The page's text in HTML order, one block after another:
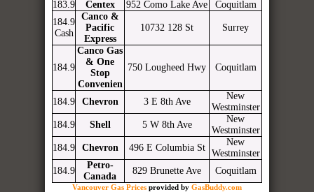
183.9
Centex 952 Como Lake Ave
Coquitlam
184.9
Cash
Canco &
Pacific
Express
10732 128 St Surrey
184.9
Canco Gas
& One
Stop
Convenien
750 Lougheed Hwy Coquitlam
184.9 Chevron 3 E 8th Ave
New
Westminster
184.9
Shell 5 W 8th Ave
New
Westminster
184.9
Chevron 496 E Columbia St
New
Westminster
184.9
Petro-
Canada
829 Brunette Ave Coquitlam
Vancouver Gas Prices provided by GasBuddy.com